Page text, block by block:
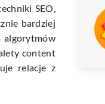
SEO,
bardziej
algorytmów
content
relacje z